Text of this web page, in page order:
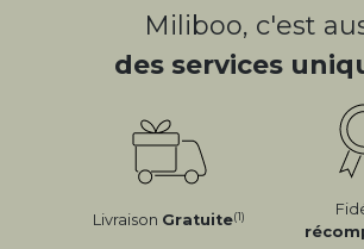
Miliboo, c'est
des services
Livraison Gratuite(1)